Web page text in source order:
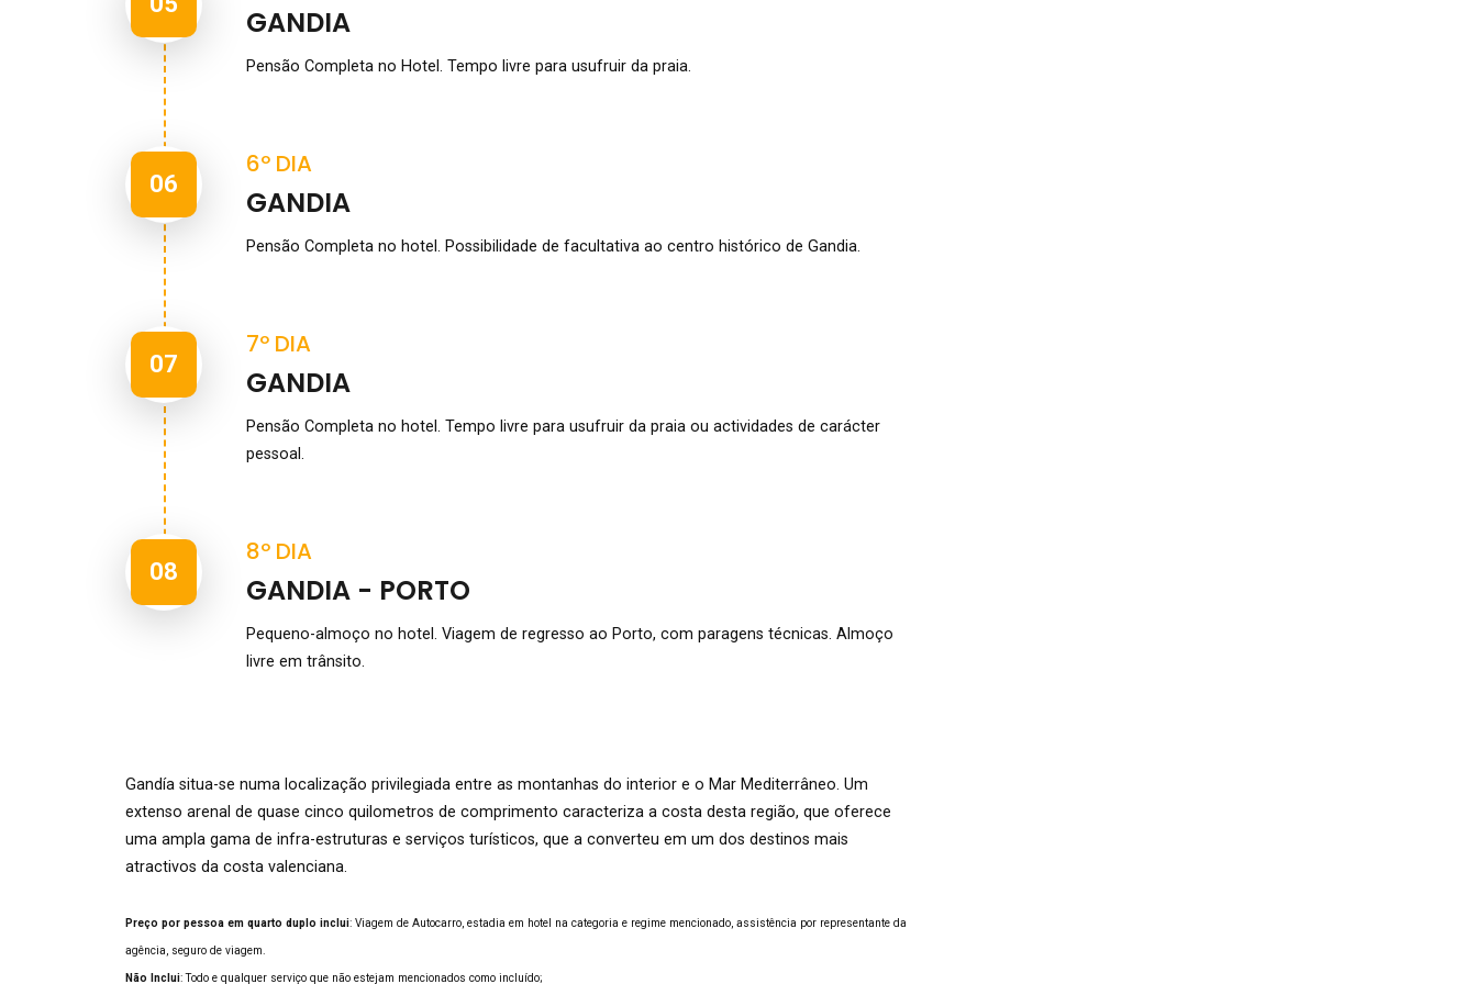
GANDIA
Pensão Completa no Hotel. Tempo livre para usufruir da praia.
06
6º DIA
GANDIA
Pensão Completa no hotel. Possibilidade de facultativa ao centro histórico de Gandia.
07
7º DIA
GANDIA
Pensão Completa no hotel. Tempo livre para usufruir da praia ou actividades de carácter
pessoal.
08
8º DIA
GANDIA - PORTO
Pequeno-almoço no hotel. Viagem de regresso ao Porto, com paragens técnicas. Almoço
livre em trânsito.
Gandía situa-se numa localização privilegiada entre as montanhas do interior e o Mar Mediterrâneo. Um
extenso arenal de quase cinco quilometros de comprimento caracteriza a costa desta região, que oferece
uma ampla gama de infra-estruturas e serviços turísticos, que a converteu em um dos destinos mais
atractivos da costa valenciana.
Preço por pessoa em quarto duplo inclui: Viagem de Autocarro, estadia em hotel na categoria e regime mencionado, assistência por representante da
agência, seguro de viagem.
Não Inclui: Todo e qualquer serviço que não estejam mencionados como incluído;